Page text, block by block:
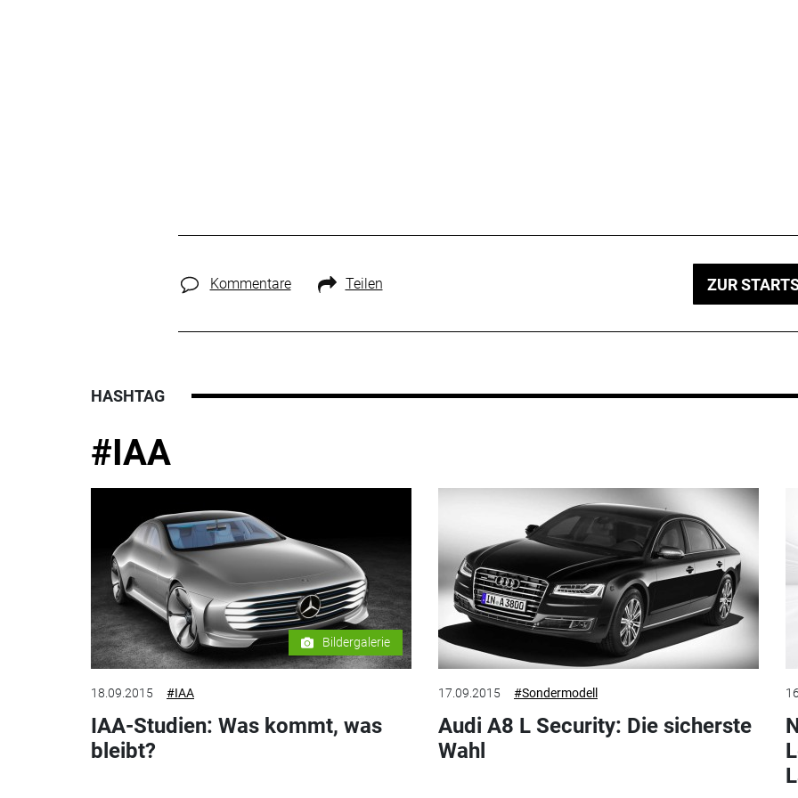
Kommentare Teilen ZUR
HASHTAG
#IAA
Bildergalerie
18.09.2015 #IAA
IAA-Studien: Was kommt, was
bleibt?
17.09.2015 #Sondermodell
Audi A8 L Security: Die sicherste
Wahl